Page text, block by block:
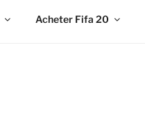
Acheter Fifa 20